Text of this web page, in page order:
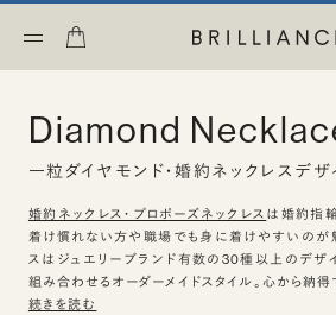
Diamond
一粒ダイヤモンド・婚約ネックレスデザ
婚約ネックレス・プロポーズネックレス は婚約指
着け慣れない方や職場でも身に着けやすいのが
スはジュエリーブランド有数の30種以上のデザ
組み合わせるオーダーメイドスタイル。心から納得
続きを読む